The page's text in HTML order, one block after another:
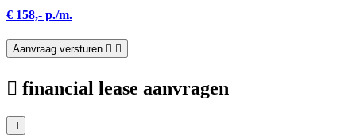
€ 158,- p./m.
Aanvraag versturen
financial lease aanvragen